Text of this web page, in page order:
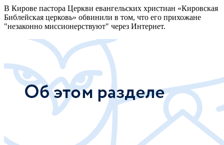
В Кирове пастора Церкви евангельских христиан «Кировская
Библейская церковь» обвинили в том, что его прихожане
"незаконно миссионерствуют" через Интернет.